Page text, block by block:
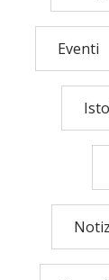
Eventi